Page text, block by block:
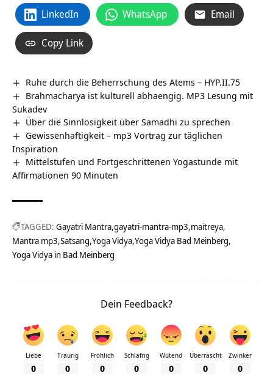
LinkedIn WhatsApp Email
Copy Link
Ruhe durch die Beherrschung des Atems – HYP.II.75
Brahmacharya ist kulturell abhaengig. MP3 Lesung mit
Sukadev
Über die Sinnlosigkeit über Samadhi zu sprechen
Gewissenhaftigkeit – mp3 Vortrag zur täglichen
Inspiration
Mittelstufen und Fortgeschrittenen Yogastunde mit
Affirmationen 90 Minuten
TAGGED: Gayatri Mantra gayatri-mantra-mp3 maitreya
Mantra mp3 Satsang Yoga Vidya Yoga Vidya Bad Meinberg
Yoga Vidya in Bad Meinberg
Dein Feedback?
Liebe
0
Traurig
0
Fröhlich
0
Schläfrig
0
Wütend
0
Überrascht
0
Zwinker
0